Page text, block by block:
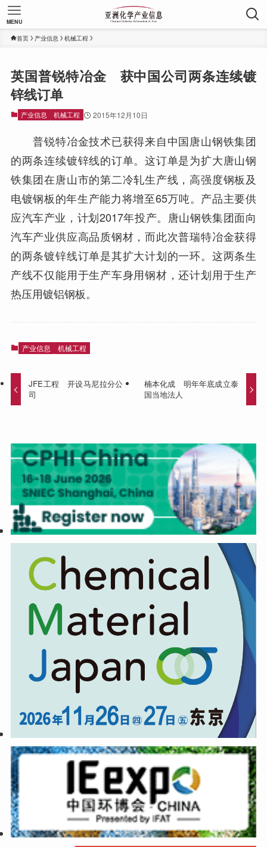
MENU
首页 产业信息 机械工程
英国普锐特冶金 获中国公司两条连续镀
锌线订单
产业信息 机械工程 2015年12月10日
普锐特冶金技术已获得来自中国唐山钢铁集团
的两条连续镀锌线的订单。这订单是为扩大唐山钢
铁集团在唐山市的第二冷轧生产线，高强度钢板及
电镀钢板的年生产能力将增至65万吨。产品主要供
应汽车产业，计划2017年投产。唐山钢铁集团面向
汽车产业供应高品质钢材，而此次普瑞特冶金获得
的两条镀锌线订单是其扩大计划的一环。这两条生
产线不仅能用于生产车身用钢材，还计划用于生产
热压用镀铝钢板。
产业信息 机械工程
JFE工程 开设马尼拉分公
司
楠本化成 明年年底成立泰
国当地法人